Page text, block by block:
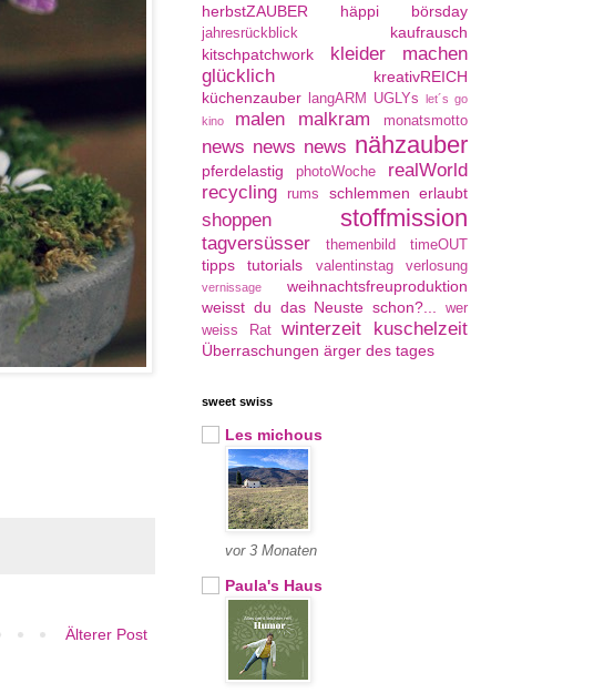
Älterer Post
herbstZAUBER
häppi börsday
jahresrückblick
kaufrausch
kitschpatchwork
kleider machen
glücklich
kreativREICH
küchenzauber
langARM UGLYs let´s go
kino
malen malkram monatsmotto
news news news nähzauber
pferdelastig photoWoche
realWorld
recycling
rums schlemmen erlaubt
shoppen stoffmission
tagversüsser themenbild timeOUT
tipps tutorials valentinstag verlosung
vernissage
weihnachtsfreuproduktion
weisst du das Neuste schon?...
wer
weiss Rat
winterzeit kuschelzeit
Überraschungen ärger des tages
sweet swiss
Les michous
vor 3 Monaten
Paula's Haus